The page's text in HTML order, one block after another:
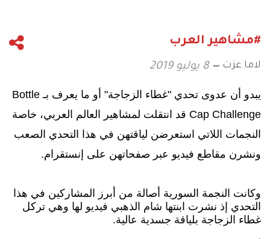
#مشاهير العرب
لاما عزت 8 يوليو 2019
يبدو أن عدوى تحدي "غطاء الزجاجة" أو ما يعرف بـ Bottle
Cap Challenge قد انتقلت لمشاهير العالم العربي، خاصة
النجمات اللاتي استعرضن لياقتهن في هذا التحدي الصعب
ونشرن مقاطع فيديو عبر صفحاتهن على إنستقرام.
وكانت النجمة السورية أصالة من أبرز المشاركين في هذا
التحدي إذ نشرت ابنتها شام الذهبي فيديو لها وهي تركل
غطاء الزجاجة بلياقة جسدية عالية.